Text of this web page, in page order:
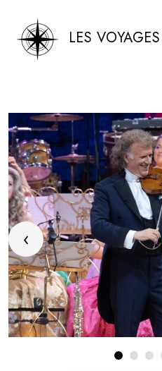
LES VOYAGES
‹